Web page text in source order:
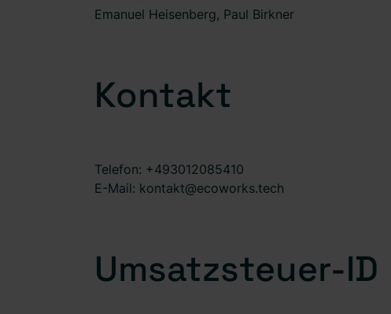
Emanuel Heisenberg, Paul Birkner
Kontakt
Telefon: +493012085410
E-Mail: kontakt@ecoworks.tech
Umsatzsteuer-ID